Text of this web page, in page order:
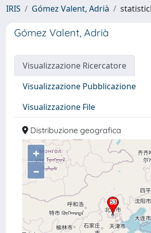
IRIS Gómez Valent, Adrià
Gómez Valent, Adrià
Visualizzazione Ricercatore
Visualizzazione Pubblicazione
Visualizzazione File
Distribuzione geografica
+
–